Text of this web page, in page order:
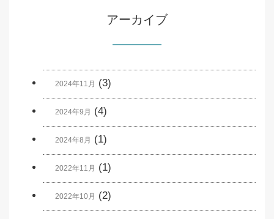
アーカイブ
2024年11月 (3)
2024年9月 (4)
2024年8月 (1)
2022年11月 (1)
2022年10月 (2)